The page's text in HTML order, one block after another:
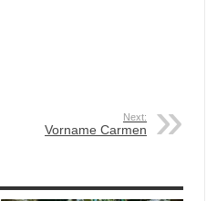
Next:
Vorname Carmen